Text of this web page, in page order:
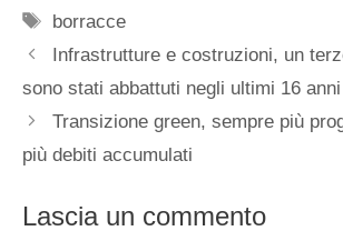
Tag
borracce
Infrastrutture e costruzioni, un
sono stati abbattuti negli ultimi 16 anni
Transizione green, sempre più
più debiti accumulati
Lascia un commento